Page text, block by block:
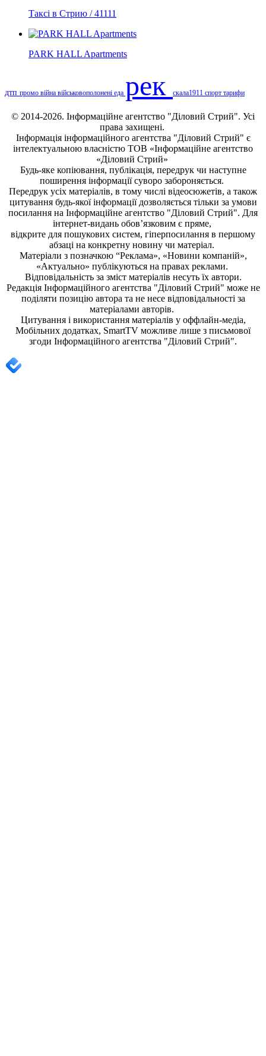
Таксі в Стрию / 41111
PARK HALL Apartments
дтп промо війна військовополонені еда рек скала1911 спорт тарифи
© 2014-2026. Інформаційне агентство "Діловий Стрий". Усі
права захищені.
Інформація інформаційного агентства "Діловий Стрий" є
інтелектуальною власністю ТОВ «Інформаційне агентство
«Діловий Стрий»
Будь-яке копiювання, публiкацiя, передрук чи наступне
поширення iнформацiї суворо забороняється.
Передрук усіх матеріалів, в тому числі відеосюжетів, а також
цитування будь-якої інформації дозволяється тільки за умови
посилання на Інформаційне агентство "Діловий Стрий". Для
інтернет-видань обов’язковим є пряме,
відкрите для пошукових систем, гіперпосилання в першому
абзаці на конкретну новину чи матеріал.
Матеріали з позначкою “Реклама», «Новини компаній»,
«Актуально» публікуються на правах реклами.
Відповідальність за зміст матеріалів несуть їх автори.
Редакція Інформаційного агентства "Діловий Стрий" може не
поділяти позицію автора та не несе відповідальності за
матеріалами авторів.
Цитування і використання матеріалів у оффлайн-медіа,
Мобільних додатках, SmartTV можливе лише з письмової
згоди Інформаційного агентства "Діловий Стрий".